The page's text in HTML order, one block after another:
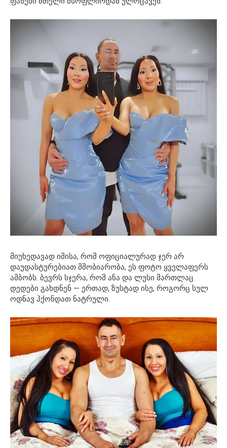
მიუხედავად იმისა, რომ ოფიციალურად ჯერ არ
დაუდასტურებიათ მშობიარობა, ეს ფოტო ყველაფერს
ამბობს. ბევრს სჯერა, რომ ანა და ლუსი მართლაც
დედები გახდნენ — ერთად, ზუსტად ისე, როგორც სულ
ოდნავ ჰქონდათ ნატრული.